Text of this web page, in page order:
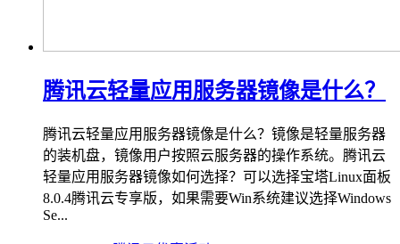
腾讯云轻量应用服务器镜像是什么？
腾讯云轻量应用服务器镜像是什么？镜像是轻量服务器
的装机盘，镜像用户按照云服务器的操作系统。腾讯云
轻量应用服务器镜像如何选择？可以选择宝塔Linux面板
8.0.4腾讯云专享版，如果需要Win系统建议选择Windows
Se...